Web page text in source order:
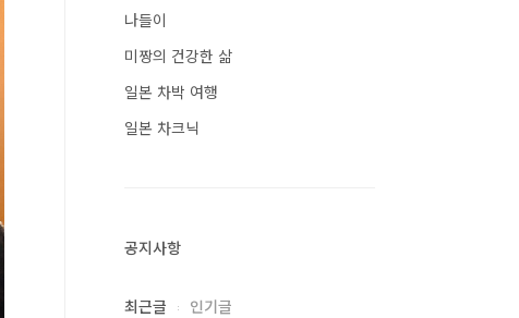
나들이
미짱의 건강한 삶
일본 차박 여행
일본 차크닉
공지사항
최근글 인기글